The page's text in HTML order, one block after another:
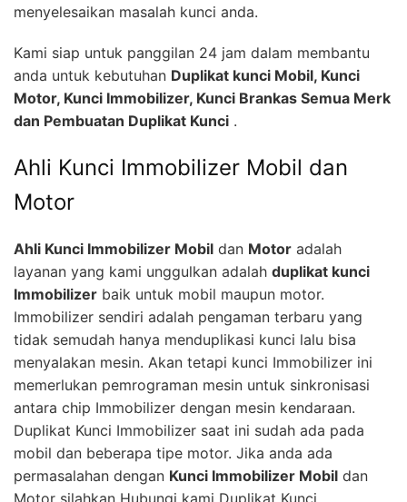
menyelesaikan masalah kunci anda.
Kami siap untuk panggilan 24 jam dalam membantu
anda untuk kebutuhan Duplikat kunci Mobil, Kunci
Motor, Kunci Immobilizer, Kunci Brankas Semua Merk
dan Pembuatan Duplikat Kunci .
Ahli Kunci Immobilizer Mobil dan
Motor
Ahli Kunci Immobilizer Mobil dan Motor adalah
layanan yang kami unggulkan adalah duplikat kunci
Immobilizer baik untuk mobil maupun motor.
Immobilizer sendiri adalah pengaman terbaru yang
tidak semudah hanya menduplikasi kunci lalu bisa
menyalakan mesin. Akan tetapi kunci Immobilizer ini
memerlukan pemrograman mesin untuk sinkronisasi
antara chip Immobilizer dengan mesin kendaraan.
Duplikat Kunci Immobilizer saat ini sudah ada pada
mobil dan beberapa tipe motor. Jika anda ada
permasalahan dengan Kunci Immobilizer Mobil dan